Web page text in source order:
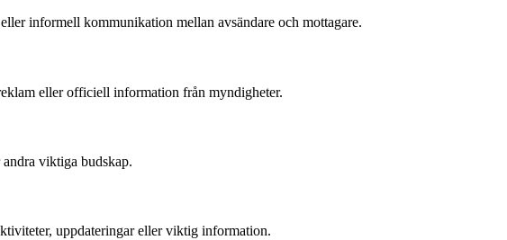
informell kommunikation mellan avsändare och mottagare.
eller officiell information från myndigheter.
viktiga budskap.
uppdateringar eller viktig information.